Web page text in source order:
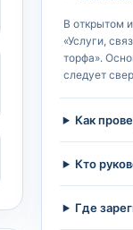
В открытом
«Услуги,
торфа».
следует
Как
Кто
Где